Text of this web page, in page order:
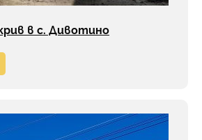
в с. Дивотино